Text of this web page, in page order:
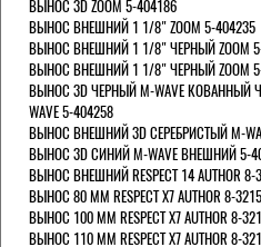
ВЫНОС 3D ZOOM 5-404186
ВЫНОС ВНЕШНИЙ 1 1/8" ZOOM 5-404235
ВЫНОС ВНЕШНИЙ 1 1/8" ЧЕРНЫЙ ZOOM
ВЫНОС ВНЕШНИЙ 1 1/8" ЧЕРНЫЙ ZOOM
ВЫНОС 3D ЧЕРНЫЙ M-WAVE КОВАННЫЙ
WAVE 5-404258
ВЫНОС ВНЕШНИЙ 3D СЕРЕБРИСТЫЙ M-
ВЫНОС 3D СИНИЙ M-WAVE ВНЕШНИЙ 5-
ВЫНОС ВНЕШНИЙ RESPECT 14 AUTHOR 8-
ВЫНОС 80 ММ RESPECT Х7 AUTHOR 8-
ВЫНОС 100 ММ RESPECT Х7 AUTHOR 8-
ВЫНОС 110 ММ RESPECT Х7 AUTHOR 8-